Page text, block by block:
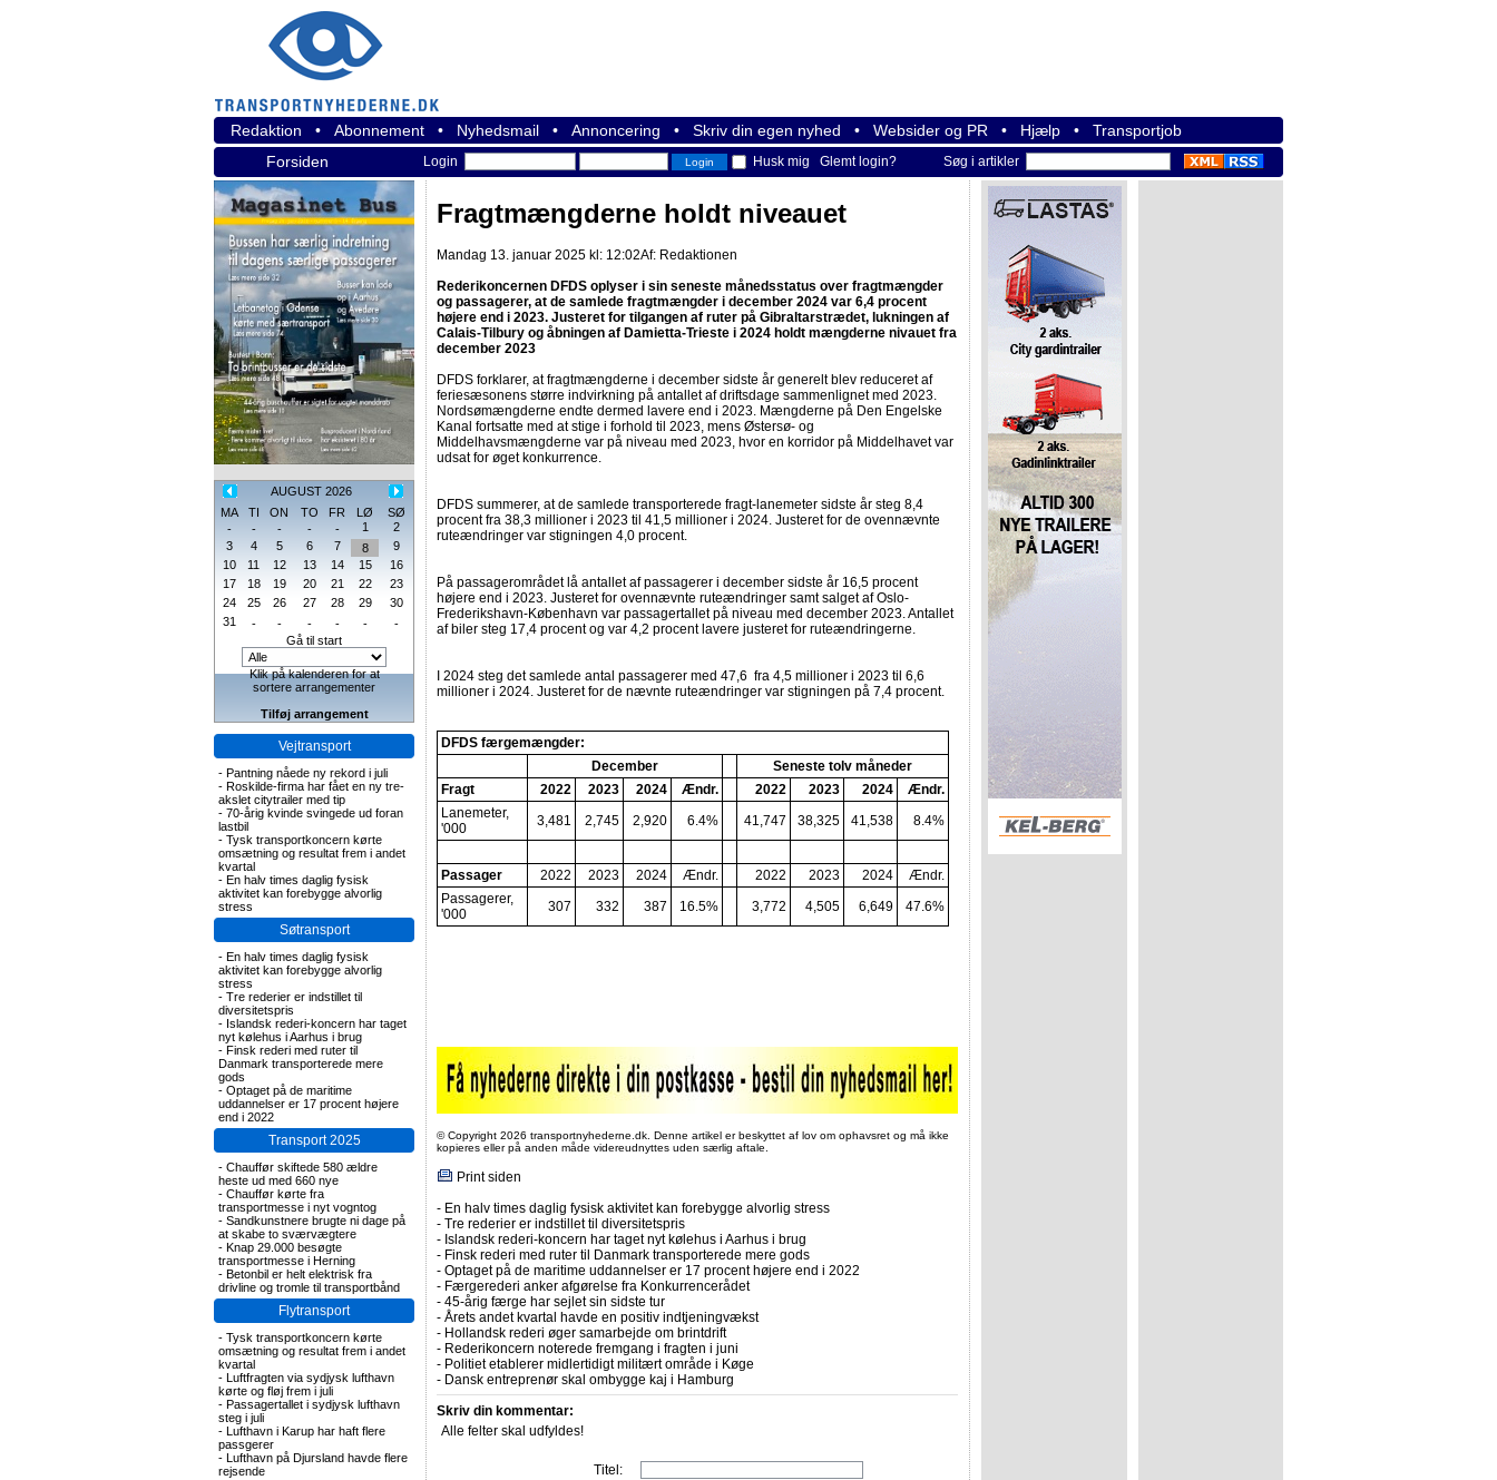
Redaktion • Abonnement • Nyhedsmail • Annoncering • Skriv din egen nyhed • Websider og PR • Hjælp • Transportjob
Forsiden
Login Husk mig Glemt login? Søg i artikler
AUGUST 2026
MA
TI ON TO FR LØ
SØ
-
- - - - 1
2
3
4 5 6 7 8
9
10
11 12 13 14 15
16
17
18 19 20 21 22
23
24
25 26 27 28 29
30
31
- - - - -
-
Gå til start
Klik på kalenderen for at
sortere arrangementer
Tilføj arrangement
Vejtransport
- Pantning nåede ny rekord i juli
- Roskilde-firma har fået en ny tre-
akslet citytrailer med tip
- 70-årig kvinde svingede ud foran
lastbil
- Tysk transportkoncern kørte
omsætning og resultat frem i andet
kvartal
- En halv times daglig fysisk
aktivitet kan forebygge alvorlig
stress
Søtransport
- En halv times daglig fysisk
aktivitet kan forebygge alvorlig
stress
- Tre rederier er indstillet til
diversitetspris
- Islandsk rederi-koncern har taget
nyt kølehus i Aarhus i brug
- Finsk rederi med ruter til
Danmark transporterede mere
gods
- Optaget på de maritime
uddannelser er 17 procent højere
end i 2022
Transport 2025
- Chauffør skiftede 580 ældre
heste ud med 660 nye
- Chauffør kørte fra
transportmesse i nyt vogntog
- Sandkunstnere brugte ni dage på
at skabe to sværvægtere
- Knap 29.000 besøgte
transportmesse i Herning
- Betonbil er helt elektrisk fra
drivline og tromle til transportbånd
Flytransport
- Tysk transportkoncern kørte
omsætning og resultat frem i andet
kvartal
- Luftfragten via sydjysk lufthavn
kørte og fløj frem i juli
- Passagertallet i sydjysk lufthavn
steg i juli
- Lufthavn i Karup har haft flere
passgerer
- Lufthavn på Djursland havde flere
rejsende
Fragtmængderne holdt niveauet
Mandag 13. januar 2025 kl: 12:02Af: Redaktionen
Rederikoncernen DFDS oplyser i sin seneste månedsstatus over fragtmængder
og passagerer, at de samlede fragtmængder i december 2024 var 6,4 procent
højere end i 2023. Justeret for tilgangen af ruter på Gibraltarstrædet, lukningen af
Calais-Tilbury og åbningen af Damietta-Trieste i 2024 holdt mængderne nivauet fra
december 2023
DFDS forklarer, at fragtmængderne i december sidste år generelt blev reduceret af
feriesæsonens større indvirkning på antallet af driftsdage sammenlignet med 2023.
Nordsømængderne endte dermed lavere end i 2023. Mængderne på Den Engelske
Kanal fortsatte med at stige i forhold til 2023, mens Østersø- og
Middelhavsmængderne var på niveau med 2023, hvor en korridor på Middelhavet var
udsat for øget konkurrence.
DFDS summerer, at de samlede transporterede fragt-lanemeter sidste år steg 8,4
procent fra 38,3 millioner i 2023 til 41,5 millioner i 2024. Justeret for de ovennævnte
ruteændringer var stigningen 4,0 procent.
På passagerområdet lå antallet af passagerer i december sidste år 16,5 procent
højere end i 2023. Justeret for ovennævnte ruteændringer samt salget af Oslo-
Frederikshavn-København var passagertallet på niveau med december 2023. Antallet
af biler steg 17,4 procent og var 4,2 procent lavere justeret for ruteændringerne.
I 2024 steg det samlede antal passagerer med 47,6 fra 4,5 millioner i 2023 til 6,6
millioner i 2024. Justeret for de nævnte ruteændringer var stigningen på 7,4 procent.
DFDS færgemængder:
December
Seneste tolv måneder
Fragt
2022 2023 2024 Ændr. 2022 2023 2024
Ændr.
Lanemeter,
'000
3,481 2,745 2,920 6.4% 41,747 38,325 41,538 8.4%
Passager 2022 2023 2024 Ændr. 2022 2023 2024
Ændr.
Passagerer,
'000
307 332 387 16.5% 3,772 4,505 6,649 47.6%
© Copyright 2026 transportnyhederne.dk. Denne artikel er beskyttet af lov om ophavsret og må ikke
kopieres eller på anden måde videreudnyttes uden særlig aftale.
Print siden
- En halv times daglig fysisk aktivitet kan forebygge alvorlig stress
- Tre rederier er indstillet til diversitetspris
- Islandsk rederi-koncern har taget nyt kølehus i Aarhus i brug
- Finsk rederi med ruter til Danmark transporterede mere gods
- Optaget på de maritime uddannelser er 17 procent højere end i 2022
- Færgerederi anker afgørelse fra Konkurrencerådet
- 45-årig færge har sejlet sin sidste tur
- Årets andet kvartal havde en positiv indtjeningvækst
- Hollandsk rederi øger samarbejde om brintdrift
- Rederikoncern noterede fremgang i fragten i juni
- Politiet etablerer midlertidigt militært område i Køge
- Dansk entreprenør skal ombygge kaj i Hamburg
Skriv din kommentar:
Alle felter skal udfyldes!
Titel: